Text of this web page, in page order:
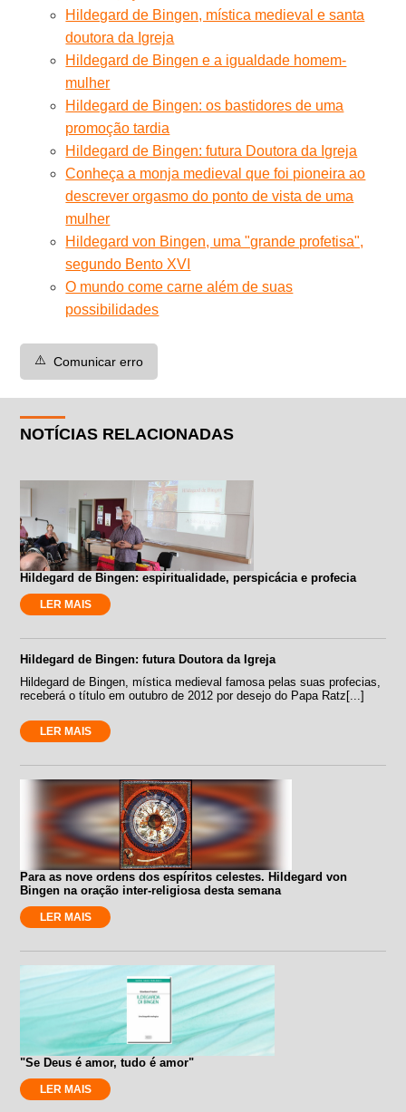
Hildegard de Bingen, mística medieval e santa
doutora da Igreja
Hildegard de Bingen e a igualdade homem-
mulher
Hildegard de Bingen: os bastidores de uma
promoção tardia
Hildegard de Bingen: futura Doutora da Igreja
Conheça a monja medieval que foi pioneira ao
descrever orgasmo do ponto de vista de uma
mulher
Hildegard von Bingen, uma "grande profetisa",
segundo Bento XVI
O mundo come carne além de suas
possibilidades
⚠️ Comunicar erro
NOTÍCIAS RELACIONADAS
Hildegard de Bingen: espiritualidade, perspicácia e profecia
LER MAIS
Hildegard de Bingen: futura Doutora da Igreja
Hildegard de Bingen, mística medieval famosa pelas suas profecias,
receberá o título em outubro de 2012 por desejo do Papa Ratz[...]
LER MAIS
Para as nove ordens dos espíritos celestes. Hildegard von
Bingen na oração inter-religiosa desta semana
LER MAIS
"Se Deus é amor, tudo é amor"
LER MAIS